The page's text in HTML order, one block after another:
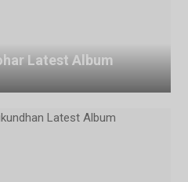
Latest Album